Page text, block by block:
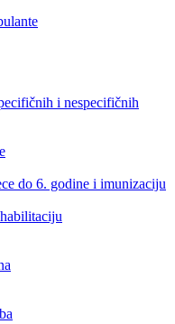
i nespecifičnih
do 6. godine i imunizaciju